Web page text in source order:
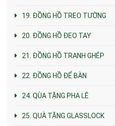
19. ĐỒNG HỒ TREO TƯỜNG
20. ĐỒNG HỒ ĐEO TAY
21. ĐỒNG HỒ TRANH GHÉP
22. ĐỒNG HỒ ĐỂ BÀN
24. QÙA TẶNG PHA LÊ
25. QUÀ TẶNG GLASSLOCK